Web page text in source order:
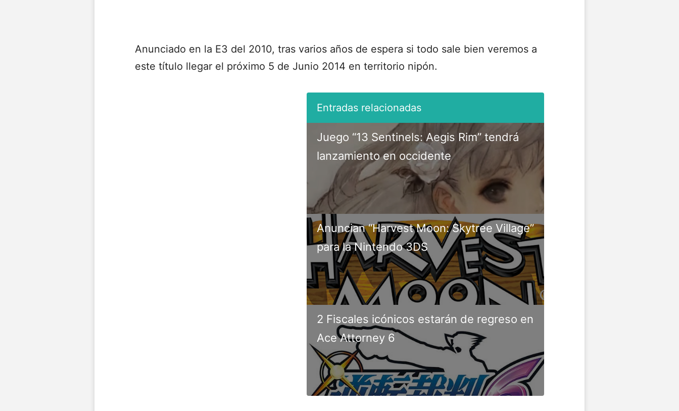
Anunciado en la E3 del 2010, tras varios años de espera si todo sale bien veremos a
este título llegar el próximo 5 de Junio 2014 en territorio nipón.
Juego “13 Sentinels: Aegis Rim” tendrá
lanzamiento en occidente
Anuncian “Harvest Moon: Skytree Village”
para la Nintendo 3DS
2 Fiscales icónicos estarán de regreso en
Ace Attorney 6